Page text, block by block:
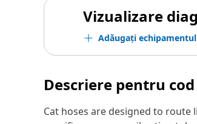
Vizualizare
Adăugați
Descriere pentru
Cat hoses are designed to